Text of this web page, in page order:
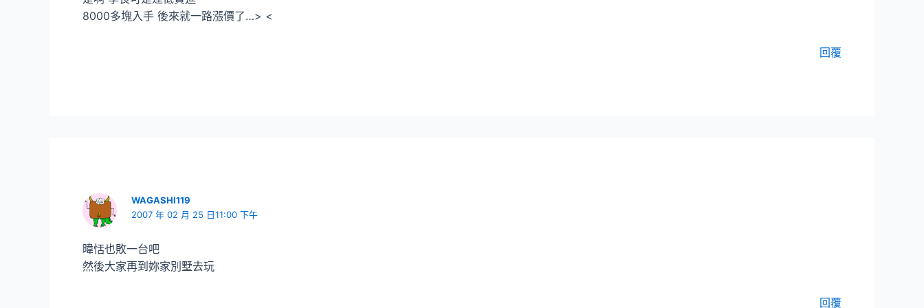
8000多塊入手 後來就一路漲價了…> <
回覆
WAGASHI119
2007 年 02 月 25 日11:00 下午
暐恬也敗一台吧
然後大家再到妳家別墅去玩
回覆